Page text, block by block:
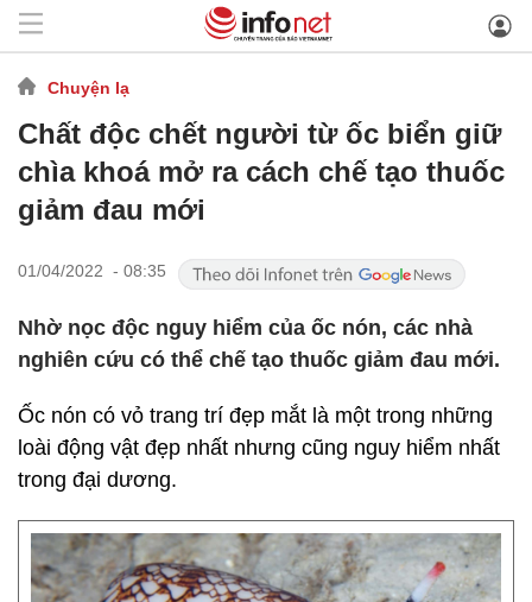
Chuyện lạ
Chất độc chết người từ ốc biển giữ
chìa khoá mở ra cách chế tạo thuốc
giảm đau mới
01/04/2022 - 08:35
Nhờ nọc độc nguy hiểm của ốc nón, các nhà
nghiên cứu có thể chế tạo thuốc giảm đau mới.
Ốc nón có vỏ trang trí đẹp mắt là một trong những
loài động vật đẹp nhất nhưng cũng nguy hiểm nhất
trong đại dương.